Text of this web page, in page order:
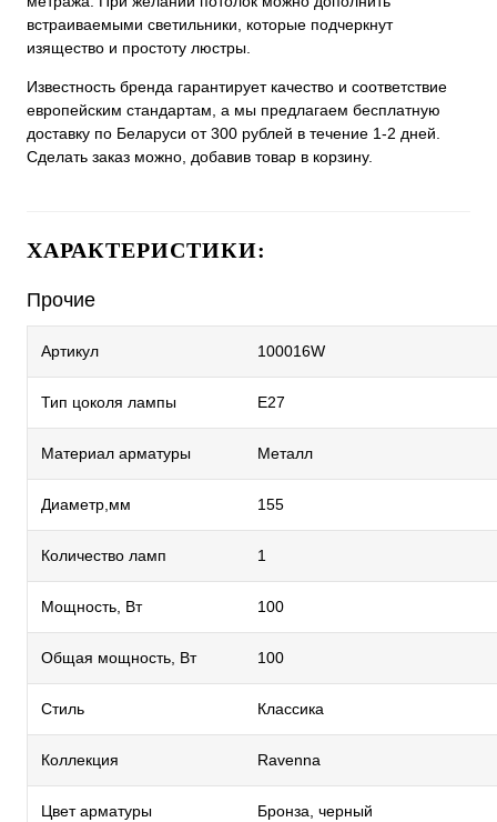
встраиваемыми светильники, которые подчеркнут
изящество и простоту люстры.
Известность бренда гарантирует качество и соответствие
европейским стандартам, а мы предлагаем бесплатную
доставку по Беларуси от 300 рублей в течение 1-2 дней.
Сделать заказ можно, добавив товар в корзину.
ХАРАКТЕРИСТИКИ:
Прочие
Артикул 100016W
Тип цоколя лампы E27
Материал арматуры Металл
Диаметр,мм 155
Количество ламп 1
Мощность, Вт 100
Общая мощность, Вт 100
Стиль Классика
Коллекция Ravenna
Цвет арматуры Бронза, черный